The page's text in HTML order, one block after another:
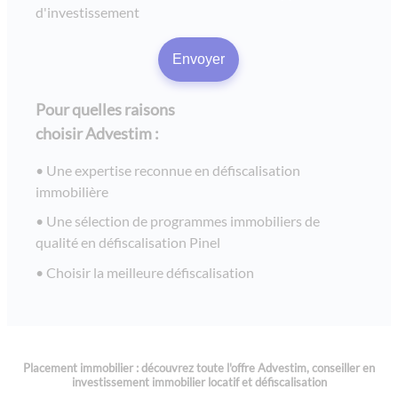
villa azurea - mandelieu la napoule
les rives du lac - investissement lmnp bouvard à lacanau
le fil d'eau - chaponost
esprit rive gauche - lyon
rivages d’esterel - saint raphaël / var
le panama - marseille
l'amiral- tassin
d'investissement
Pour quelles raisons
choisir Advestim :
Une expertise reconnue en défiscalisation
immobilière
Une sélection de programmes immobiliers de
qualité en défiscalisation Pinel
Choisir la meilleure défiscalisation
Placement immobilier : découvrez toute l'offre Advestim, conseiller en
investissement immobilier locatif et défiscalisation